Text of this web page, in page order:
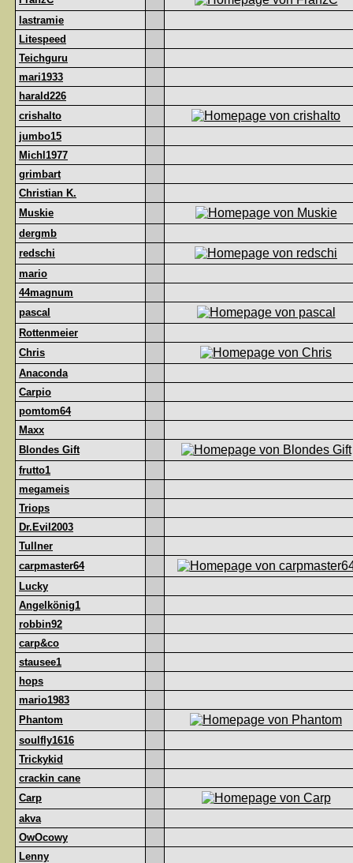
lastramie
Litespeed
Teichguru
mari1933
harald226
crishalto
jumbo15
Michl1977
grimbart
Christian K.
Muskie
dergmb
redschi
mario
44magnum
pascal
Rottenmeier
Chris
Anaconda
Carpio
pomtom64
Maxx
Blondes Gift
frutto1
megameis
Triops
Dr.Evil2003
Tullner
carpmaster64
Lucky
Angelkönig1
robbin92
carp&co
stausee1
hops
mario1983
Phantom
soulfly1616
Trickykid
crackin cane
Carp
akva
OwOcowy
Lenny